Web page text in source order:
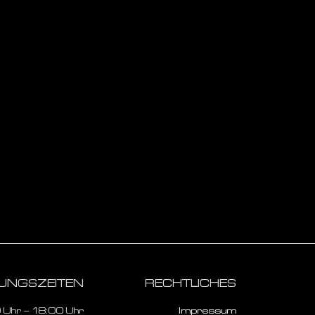
Uhr – 18:00 Uhr
RECHTLICHES
Impressum